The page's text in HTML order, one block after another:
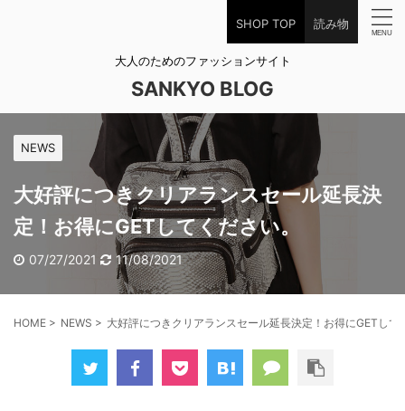
SHOP TOP 読み物
大人のためのファッションサイト
SANKYO BLOG
NEWS
大好評につきクリアランスセール延長決
定！お得にGETしてください。
07/27/2021 11/08/2021
HOME > NEWS > 大好評につきクリアランスセール延長決定！お得にGETして